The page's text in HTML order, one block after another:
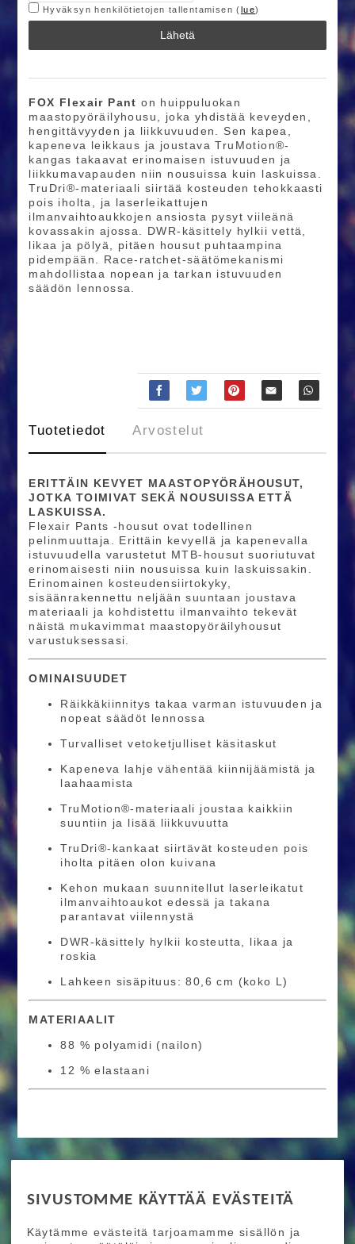
SIVUSTOMME KÄYTTÄÄ EVÄSTEITÄ
Käytämme evästeitä tarjoamamme sisällön ja
Hyväksyn henkilötietojen tallentamisen (lue)
Lähetä
FOX Flexair Pant on huippuluokan
maastopyöräilyhousu, joka yhdistää keveyden,
hengittävyyden ja liikkuvuuden. Sen kapea,
kapeneva leikkaus ja joustava TruMotion®-
kangas takaavat erinomaisen istuvuuden ja
liikkumavapauden niin nousuissa kuin laskuissa.
TruDri®-materiaali siirtää kosteuden tehokkaasti
pois iholta, ja laserleikattujen
ilmanvaihtoaukkojen ansiosta pysyt viileänä
kovassakin ajossa. DWR-käsittely hylkii vettä,
likaa ja pölyä, pitäen housut puhtaampina
pidempään. Race-ratchet-säätömekanismi
mahdollistaa nopean ja tarkan istuvuuden
säädön lennossa.​
Tuotetiedot Arvostelut
ERITTÄIN KEVYET MAASTOPYÖRÄHOUSUT,
JOTKA TOIMIVAT SEKÄ NOUSUISSA ETTÄ
LASKUISSA.
Flexair Pants -housut ovat todellinen
pelinmuuttaja. Erittäin kevyellä ja kapenevalla
istuvuudella varustetut MTB-housut suoriutuvat
erinomaisesti niin nousuissa kuin laskuissakin.
Erinomainen kosteudensiirtokyky,
sisäänrakennettu neljään suuntaan joustava
materiaali ja kohdistettu ilmanvaihto tekevät
näistä mukavimmat maastopyöräilyhousut
varustuksessasi.
OMINAISUUDET
Räikkäkiinnitys takaa varman istuvuuden ja
nopeat säädöt lennossa
Turvalliset vetoketjulliset käsitaskut
Kapeneva lahje vähentää kiinnijäämistä ja
laahaamista
TruMotion®-materiaali joustaa kaikkiin
suuntiin ja lisää liikkuvuutta
TruDri®-kankaat siirtävät kosteuden pois
iholta pitäen olon kuivana
Kehon mukaan suunnitellut laserleikatut
ilmanvaihtoaukot edessä ja takana
parantavat viilennystä
DWR-käsittely hylkii kosteutta, likaa ja
roskia
Lahkeen sisäpituus: 80,6 cm (koko L)
MATERIAALIT
88 % polyamidi (nailon)
12 % elastaani